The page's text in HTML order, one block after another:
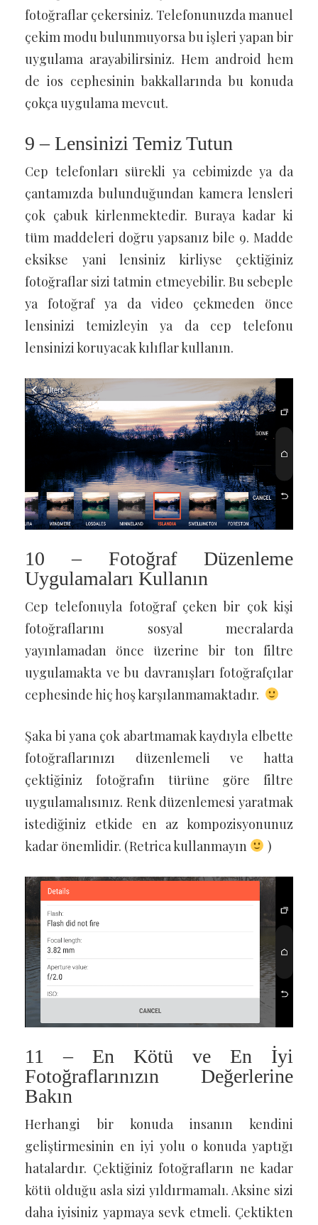
fotoğraflar çekersiniz. Telefonunuzda manuel
çekim modu bulunmuyorsa bu işleri yapan bir
uygulama arayabilirsiniz. Hem android hem
de ios cephesinin bakkallarında bu konuda
çokça uygulama mevcut.
9 – Lensinizi Temiz Tutun
Cep telefonları sürekli ya cebimizde ya da
çantamızda bulunduğundan kamera lensleri
çok çabuk kirlenmektedir. Buraya kadar ki
tüm maddeleri doğru yapsanız bile 9. Madde
eksikse yani lensiniz kirliyse çektiğiniz
fotoğraflar sizi tatmin etmeyebilir. Bu sebeple
ya fotoğraf ya da video çekmeden önce
lensinizi temizleyin ya da cep telefonu
lensinizi koruyacak kılıflar kullanın.
10 – Fotoğraf Düzenleme
Uygulamaları Kullanın
Cep telefonuyla fotoğraf çeken bir çok kişi
fotoğraflarını sosyal mecralarda
yayınlamadan önce üzerine bir ton filtre
uygulamakta ve bu davranışları fotoğrafçılar
cephesinde hiç hoş karşılanmamaktadır.
Şaka bi yana çok abartmamak kaydıyla elbette
fotoğraflarınızı düzenlemeli ve hatta
çektiğiniz fotoğrafın türüne göre filtre
uygulamalısınız. Renk düzenlemesi yaratmak
istediğiniz etkide en az kompozisyonunuz
kadar önemlidir. (Retrica kullanmayın
)
11 – En Kötü ve En İyi
Fotoğraflarınızın Değerlerine
Bakın
Herhangi bir konuda insanın kendini
geliştirmesinin en iyi yolu o konuda yaptığı
hatalardır. Çektiğiniz fotoğrafların ne kadar
kötü olduğu asla sizi yıldırmamalı. Aksine sizi
daha iyisiniz yapmaya sevk etmeli. Çektikten